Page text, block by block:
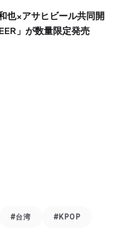
」が数量限定発売
#台湾 #KPOP